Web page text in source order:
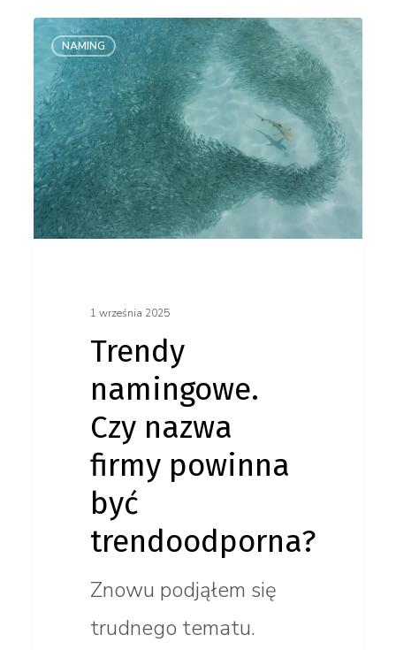
Trendy
namingowe.
Czy nazwa
firmy
powinna
być
NAMING
1 września 2025
Trendy
namingowe.
Czy nazwa
firmy powinna
być
trendoodporna?
Znowu podjąłem się
trudnego tematu.